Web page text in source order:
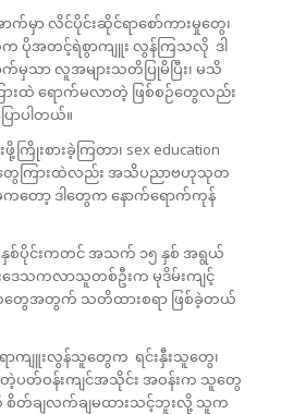
က်မှာ လိင်ပိုင်းဆိုင်ရာစော်ကားမှုတွေ၊
က ပိုအတင့်ရဲစွာကျူး လွန်ကြသလို ဒါ
သာ လူအများသတိပြုမိပြီး၊ မသိ
ထဲ ရောက်မလာတဲ့ ဖြစ်စဉ်တွေလည်း
ာပါတယ်။
းစားခဲ့ကြတာ၊ sex education
ေကြားထဲလည်း အသိပညာဗဟုသုတ
တော့ ဒါတွေက နောက်ရောက်ကုန်
စ်ပိုင်းကတင် အသက် ၁၅ နှစ် အရွယ်
ဒေသကလာသူတစ်ဦးက မုဒိမ်းကျင့်
ဘတွေအတွက် သတိထားစရာ ဖြစ်ခဲ့တယ်
ကျူးလွန်သူတွေက ရင်းနှီးသူတွေ၊
တဲ့ပတ်ဝန်းကျင်အသိုင်း အဝန်းက သူတွေ
တ်ချလက်ချမထားသင့်ဘူးလို့ သူက